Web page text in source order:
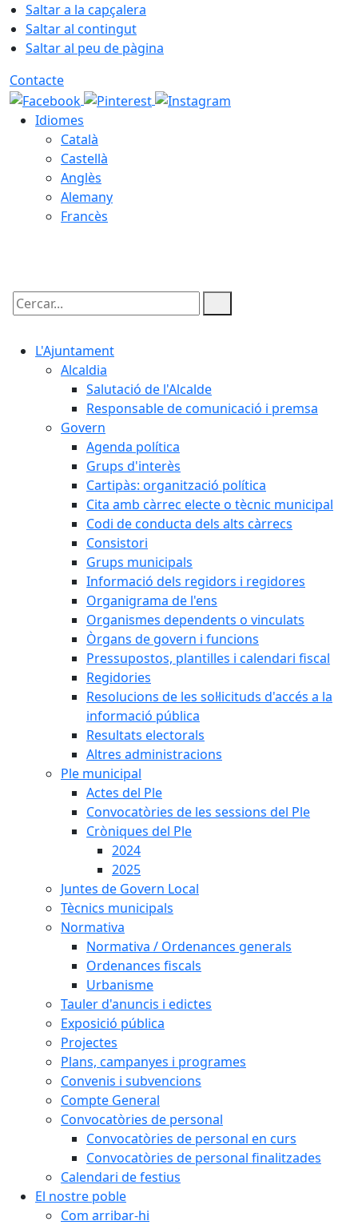
Saltar a la capçalera
Saltar al contingut
Saltar al peu de pàgina
Contacte
Idiomes
Català
Castellà
Anglès
Alemany
Francès
Cercar:
L'Ajuntament
Alcaldia
Salutació de l'Alcalde
Responsable de comunicació i premsa
Govern
Agenda política
Grups d'interès
Cartipàs: organització política
Cita amb càrrec electe o tècnic municipal
Codi de conducta dels alts càrrecs
Consistori
Grups municipals
Informació dels regidors i regidores
Organigrama de l'ens
Organismes dependents o vinculats
Òrgans de govern i funcions
Pressupostos, plantilles i calendari fiscal
Regidories
Resolucions de les sol·licituds d'accés a la
informació pública
Resultats electorals
Altres administracions
Ple municipal
Actes del Ple
Convocatòries de les sessions del Ple
Cròniques del Ple
2024
2025
Juntes de Govern Local
Tècnics municipals
Normativa
Normativa / Ordenances generals
Ordenances fiscals
Urbanisme
Tauler d'anuncis i edictes
Exposició pública
Projectes
Plans, campanyes i programes
Convenis i subvencions
Compte General
Convocatòries de personal
Convocatòries de personal en curs
Convocatòries de personal finalitzades
Calendari de festius
El nostre poble
Com arribar-hi